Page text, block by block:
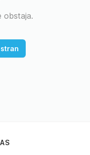
obstaja.